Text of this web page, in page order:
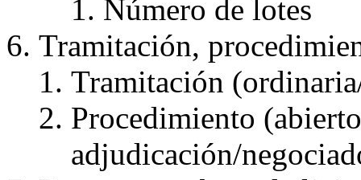
Número de lotes
Tramitación,
Tramitación
Procedimiento
adjudicación/